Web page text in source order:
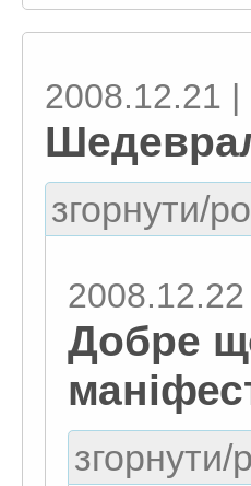
2008.12.21 |
згорнути/
Добре
згорнути/